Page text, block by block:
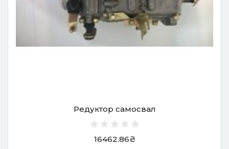
Редуктор самосвал
16462.86₴